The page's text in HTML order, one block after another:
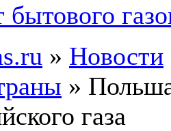
бытового
» Новости
»
газа